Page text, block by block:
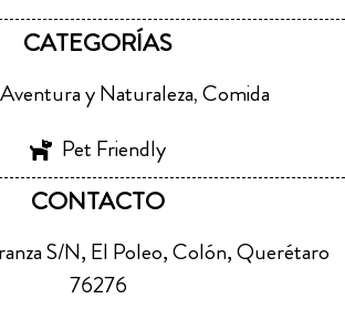
CATEGORÍAS
Aventura y Naturaleza, Comida
Pet Friendly
CONTACTO
S/N, El Poleo, Colón, Querétaro
76276